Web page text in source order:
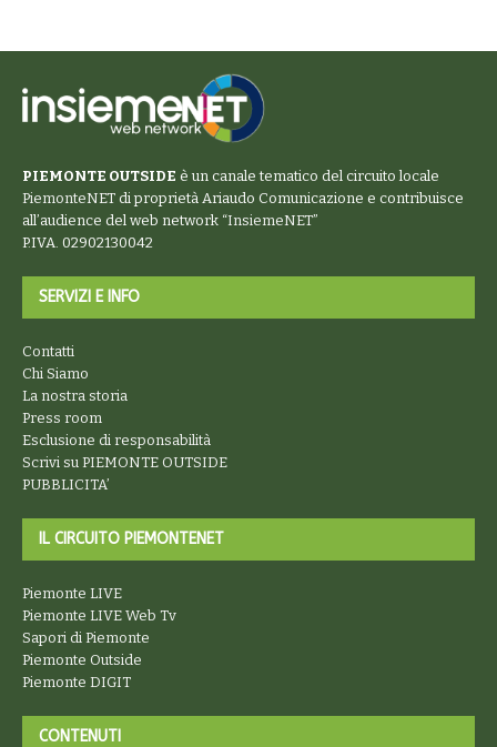
PIEMONTE OUTSIDE è un canale tematico del circuito locale
PiemonteNET di proprietà Ariaudo Comunicazione e contribuisce
all’audience del web network “InsiemeNET”
P.IVA. 02902130042
SERVIZI E INFO
Contatti
Chi Siamo
La nostra storia
Press room
Esclusione di responsabilità
Scrivi su PIEMONTE OUTSIDE
PUBBLICITA’
IL CIRCUITO PIEMONTENET
Piemonte LIVE
Piemonte LIVE Web Tv
Sapori di Piemonte
Piemonte Outside
Piemonte DIGIT
CONTENUTI